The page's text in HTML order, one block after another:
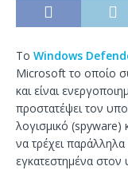
Το Windows
Microsoft το οποίο
και είναι
προστατέψει τον
λογισμικό
να τρέχει
εγκατεστημένα στον